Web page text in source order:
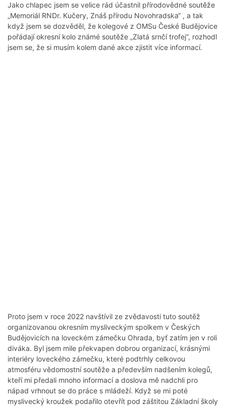
Jako chlapec jsem se velice rád účastnil přírodovědné soutěže
„Memoriál RNDr. Kučery, Znáš přírodu Novohradska“ , a tak
když jsem se dozvěděl, že kolegové z OMSu České Budějovice
pořádají okresní kolo známé soutěže „Zlatá srnčí trofej“, rozhodl
jsem se, že si musím kolem dané akce zjistit více informací.
Proto jsem v roce 2022 navštívil ze zvědavosti tuto soutěž
organizovanou okresním mysliveckým spolkem v Českých
Budějovicích na loveckém zámečku Ohrada, byť zatím jen v roli
diváka. Byl jsem mile překvapen dobrou organizací, krásnými
interiéry loveckého zámečku, které podtrhly celkovou
atmosféru vědomostní soutěže a především nadšením kolegů,
kteří mi předali mnoho informací a doslova mě nadchli pro
nápad vrhnout se do práce s mládeží. Když se mi poté
myslivecký kroužek podařilo otevřít pod záštitou Základní školy